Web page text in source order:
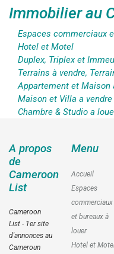
Immobilier au
Espaces commerciaux
Hotel et Motel
Duplex, Triplex et
Terrains à vendre,
Appartement et Maison
Maison et Villa a vendre
Chambre & Studio a
A propos
de
Cameroon
List
Cameroon
List - 1er site
d'annonces au
Cameroun
Menu
Accueil
Espaces
commerciaux
et bureaux à
louer
Hotel et